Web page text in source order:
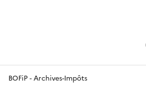
BOFiP - Archives-Impôts